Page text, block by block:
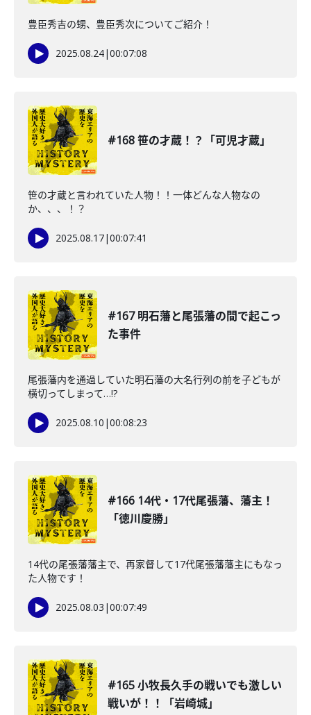
豊臣秀吉の甥、豊臣秀次についてご紹介！
2025.08.24|00:07:08
#168 笹の才蔵！？「可児才蔵」
笹の才蔵と言われていた人物！！一体どんな人物なの
か、、、！？
2025.08.17|00:07:41
#167 明石藩と尾張藩の間で起こっ
た事件
尾張藩内を通過していた明石藩の大名行列の前を子どもが
横切ってしまって…!?
2025.08.10 |00:08:23
#166 14代・17代尾張藩、藩主！
「徳川慶勝」
14代の尾張藩藩主で、再家督して17代尾張藩藩主にもなっ
た人物です！
2025.08.03 |00:07:49
#165 小牧長久手の戦いでも激しい
戦いが！！「岩崎城」